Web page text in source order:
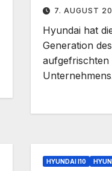
7. AUGUST
Hyundai hat
Generation
aufgefrischten
HYUNDAI I10